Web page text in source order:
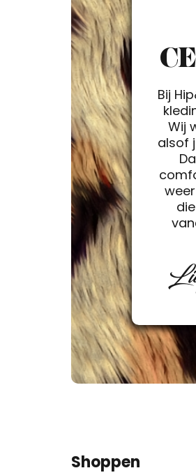
Bij
Wij
alsof
Shoppen